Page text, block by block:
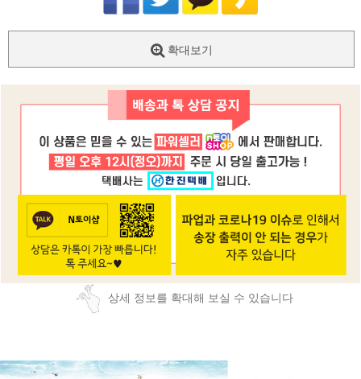
확대보기
상세 정보를 확대해 보실 수 있습니다